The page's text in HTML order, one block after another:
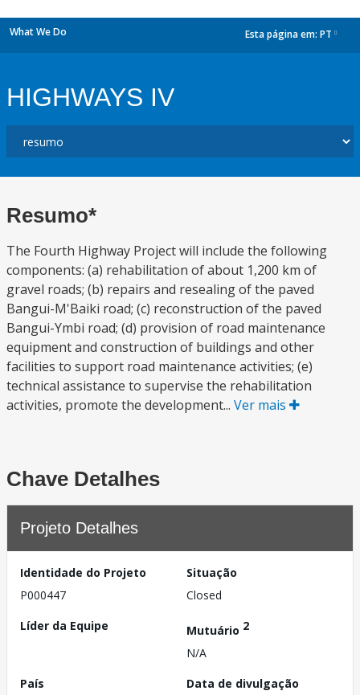
What We Do Esta página em: PT
HIGHWAYS IV
Resumo*
The Fourth Highway Project will include the following
components: (a) rehabilitation of about 1,200 km of
gravel roads; (b) repairs and resealing of the paved
Bangui-M'Baiki road; (c) reconstruction of the paved
Bangui-Ymbi road; (d) provision of road maintenance
equipment and construction of buildings and other
facilities to support road maintenance activities; (e)
technical assistance to supervise the rehabilitation
activities, promote the development... Ver mais
Chave Detalhes
Projeto Detalhes
Identidade do Projeto
P000447
Situação
Closed
Líder da Equipe
Mutuário 2
N/A
País
Data de divulgação